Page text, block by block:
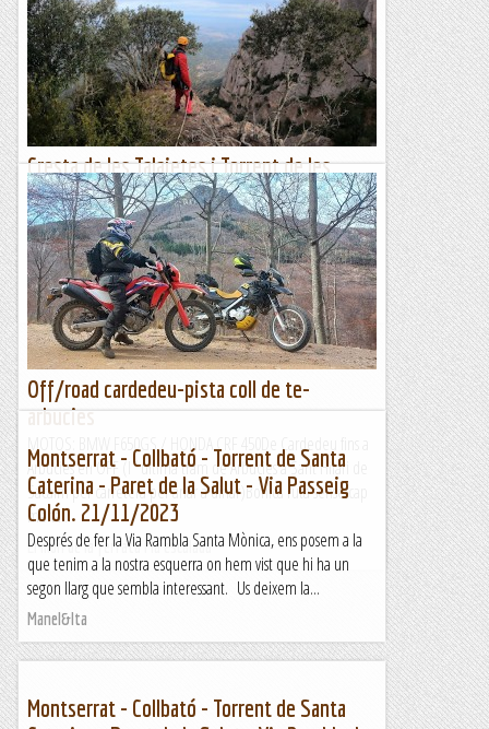
Cresta de les Talaietes i Torrent de les
Talaies
Al llarg de tants anys voltant per la muntanya, hem
recorregut les més clàssiques i conegudes canals de
Montserrat. També els camins equipats i vies ferrades,...
Blog de muntanya
Off/road cardedeu-pista coll de te-
arbucies
MOTOS: BMW F650GS / HONDA CRF 450De Cardedeu fins a
Arbucies en OFF (l´ultima tram de Arbucies a Sant Hilari de
Sacalm per carretera per anar a dinar)Bonica ruta sense cap
mena...
El món de la ferrata i la escalada
Montserrat - Collbató - Torrent de Santa
Caterina - Paret de la Salut - Via Passeig
Colón. 21/11/2023
Després de fer la Via Rambla Santa Mònica, ens posem a la
que tenim a la nostra esquerra on hem vist que hi ha un
segon llarg que sembla interessant. Us deixem la...
Manel&Ita
Montserrat - Collbató - Torrent de Santa